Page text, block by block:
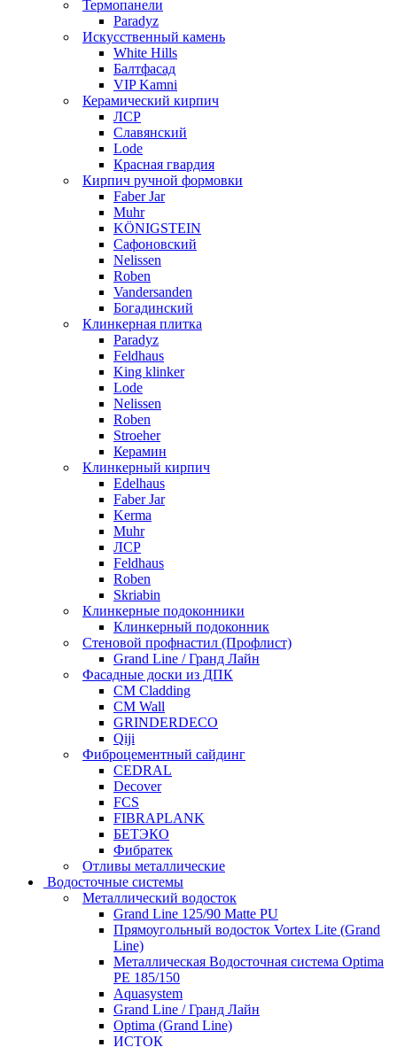
Термопанели
Paradyz
Искусственный камень
White Hills
Балтфасад
VIP Kamni
Керамический кирпич
ЛСР
Славянский
Lode
Красная гвардия
Кирпич ручной формовки
Faber Jar
Muhr
KÖNIGSTEIN
Сафоновский
Nelissen
Roben
Vandersanden
Богадинский
Клинкерная плитка
Paradyz
Feldhaus
King klinker
Lode
Nelissen
Roben
Stroeher
Керамин
Клинкерный кирпич
Edelhaus
Faber Jar
Kerma
Muhr
ЛСР
Feldhaus
Roben
Skriabin
Клинкерные подоконники
Клинкерный подоконник
Стеновой профнастил (Профлист)
Grand Line / Гранд Лайн
Фасадные доски из ДПК
CM Cladding
CM Wall
GRINDERDECO
Qiji
Фиброцементный сайдинг
CEDRAL
Decover
FCS
FIBRAPLANK
БЕТЭКО
Фибратек
Отливы металлические
Водосточные системы
Металлический водосток
Grand Line 125/90 Matte PU
Прямоугольный водосток Vortex Lite (Grand
Line)
Металлическая Водосточная система Optima
PE 185/150
Aquasystem
Grand Line / Гранд Лайн
Optima (Grand Line)
ИСТОК